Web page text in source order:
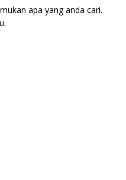
apa yang anda cari.